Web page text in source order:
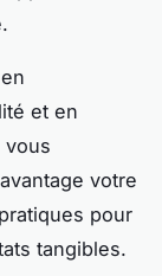
et en
vous
votre
pour
tangibles.